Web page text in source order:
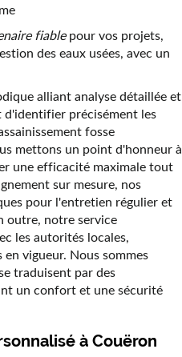
fiablepour vos projets,
des eaux usées, avec un
alliant analyse détaillée et
d'identifier précisément les
fosse
mettons un point d'honneur à
une efficacité maximale tout
sur mesure, nos
pour l'entretien régulier et
outre, notre service
les autorités locales,
vigueur. Nous sommes
traduisent par des
un confort et une sécurité
à Couëron